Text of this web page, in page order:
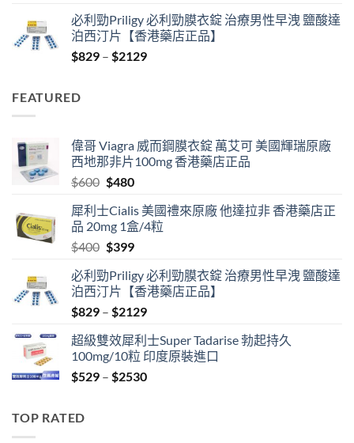
was:
$400.
is:
$399.
必利勁Priligy 必利勁膜衣錠 治療男性早洩 鹽酸達
泊西汀片【香港藥店正品】
$829 – $2129Price
FEATURED
偉哥 Viagra 威而鋼膜衣錠 萬艾可 美國輝瑞原廠
西地那非片100mg 香港藥店正品
$600 Original
was:
$600.
$480Current
is:
$480.
犀利士Cialis 美國禮來原廠 他達拉非 香港藥店正
品 20mg 1盒/4粒
$400 Original
was:
$400.
$399Current
is:
$399.
必利勁Priligy 必利勁膜衣錠 治療男性早洩 鹽酸達
泊西汀片【香港藥店正品】
$829 – $2129Price
$829
through
$2129
超級雙效犀利士Super Tadarise 勃起持久
100mg/10粒 印度原裝進口
$529 – $2530Price
TOP RATED